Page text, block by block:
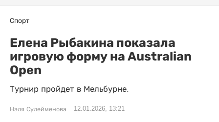
Спорт
Елена Рыбакина показала
игровую форму на Australian
Open
Турнир пройдет в Мельбурне.
Нэля Сулейменова 12.01.2026, 13:21